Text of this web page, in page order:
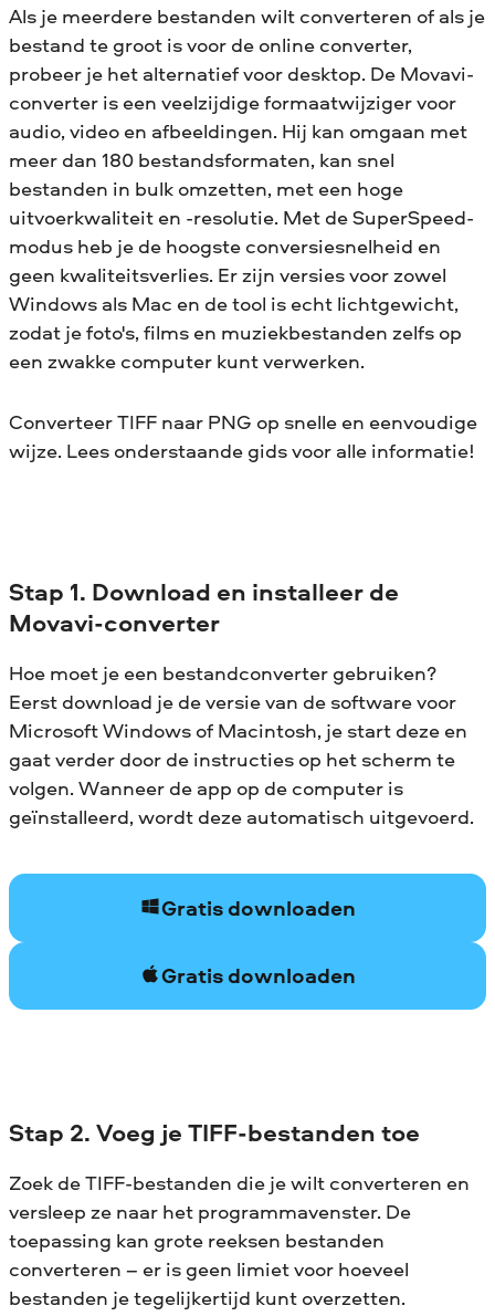
Als je meerdere bestanden wilt converteren of als je
bestand te groot is voor de online converter,
probeer je het alternatief voor desktop. De Movavi-
converter is een veelzijdige formaatwijziger voor
audio, video en afbeeldingen. Hij kan omgaan met
meer dan 180 bestandsformaten, kan snel
bestanden in bulk omzetten, met een hoge
uitvoerkwaliteit en -resolutie. Met de SuperSpeed-
modus heb je de hoogste conversiesnelheid en
geen kwaliteitsverlies. Er zijn versies voor zowel
Windows als Mac en de tool is echt lichtgewicht,
zodat je foto's, films en muziekbestanden zelfs op
een zwakke computer kunt verwerken.
Converteer TIFF naar PNG op snelle en eenvoudige
wijze. Lees onderstaande gids voor alle informatie!
Stap 1. Download en installeer de
Movavi-converter
Hoe moet je een bestandconverter gebruiken?
Eerst download je de versie van de software voor
Microsoft Windows of Macintosh, je start deze en
gaat verder door de instructies op het scherm te
volgen. Wanneer de app op de computer is
geïnstalleerd, wordt deze automatisch uitgevoerd.
Gratis downloaden
Gratis downloaden
Stap 2. Voeg je TIFF-bestanden toe
Zoek de TIFF-bestanden die je wilt converteren en
versleep ze naar het programmavenster. De
toepassing kan grote reeksen bestanden
converteren – er is geen limiet voor hoeveel
bestanden je tegelijkertijd kunt overzetten.